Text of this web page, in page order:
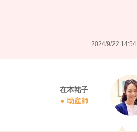
2024/9/22 14:54
在本祐子
助産師